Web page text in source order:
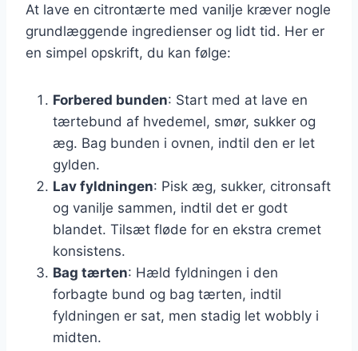
At lave en citrontærte med vanilje kræver nogle
grundlæggende ingredienser og lidt tid. Her er
en simpel opskrift, du kan følge:
Forbered bunden: Start med at lave en
tærtebund af hvedemel, smør, sukker og
æg. Bag bunden i ovnen, indtil den er let
gylden.
Lav fyldningen: Pisk æg, sukker, citronsaft
og vanilje sammen, indtil det er godt
blandet. Tilsæt fløde for en ekstra cremet
konsistens.
Bag tærten: Hæld fyldningen i den
forbagte bund og bag tærten, indtil
fyldningen er sat, men stadig let wobbly i
midten.